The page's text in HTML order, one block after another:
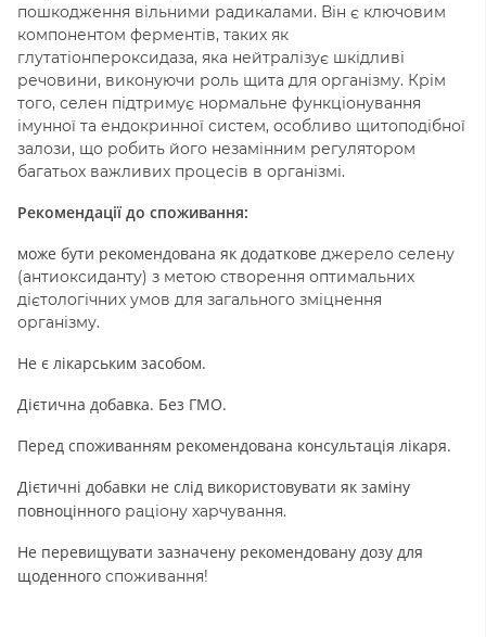
пошкодження вільними радикалами. Він є ключовим
компонентом ферментів, таких як
глутатіонпероксидаза, яка нейтралізує шкідливі
речовини, виконуючи роль щита для організму. Крім
того, селен підтримує нормальне функціонування
імунної та ендокринної систем, особливо щитоподібної
залози, що робить його незамінним регулятором
багатьох важливих процесів в організмі.
Рекомендації до споживання:
може бути рекомендована як додаткове джерело селену
(антиоксиданту) з метою створення оптимальних
дієтологічних умов для загального зміцнення
організму.
Не є лікарським засобом.
Дієтична добавка. Без ГМО.
Перед споживанням рекомендована консультація лікаря.
Дієтичні добавки не слід використовувати як заміну
повноцінного раціону харчування.
Не перевищувати зазначену рекомендовану дозу для
щоденного споживання!